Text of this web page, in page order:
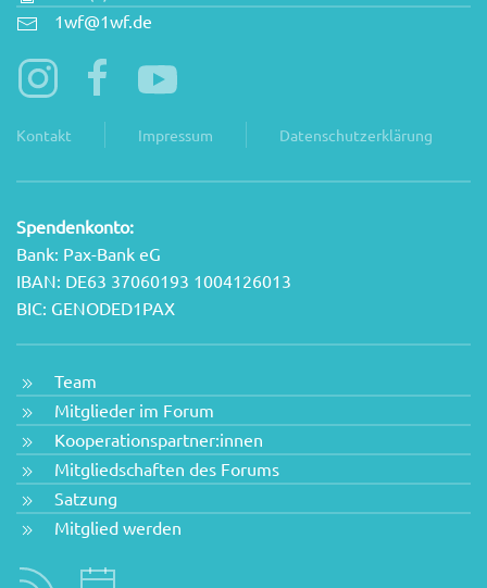
1wf@1wf.de
Kontakt Impressum Datenschutzerklärung
Spendenkonto:
Bank: Pax-Bank eG
IBAN: DE63 37060193 1004126013
BIC: GENODED1PAX
Team
Mitglieder im Forum
Kooperationspartner:innen
Mitgliedschaften des Forums
Satzung
Mitglied werden